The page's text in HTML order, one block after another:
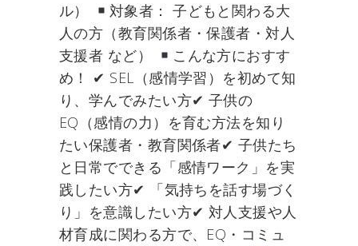
ル）
対象者： 子どもと関わる大
人の方（教育関係者・保護者・対人
支援者 など）
こんな方におすす
め！ ✔ SEL（感情学習）を初めて知
り、学んでみたい方✔ 子供の
EQ（感情の力）を育む方法を知り
たい保護者・教育関係者✔ 子供たち
と日常でできる「感情ワーク」を実
践したい方✔ 「気持ちを話す場づく
り」を意識したい方✔ 対人支援や人
材育成に関わる方で、EQ・コミュ